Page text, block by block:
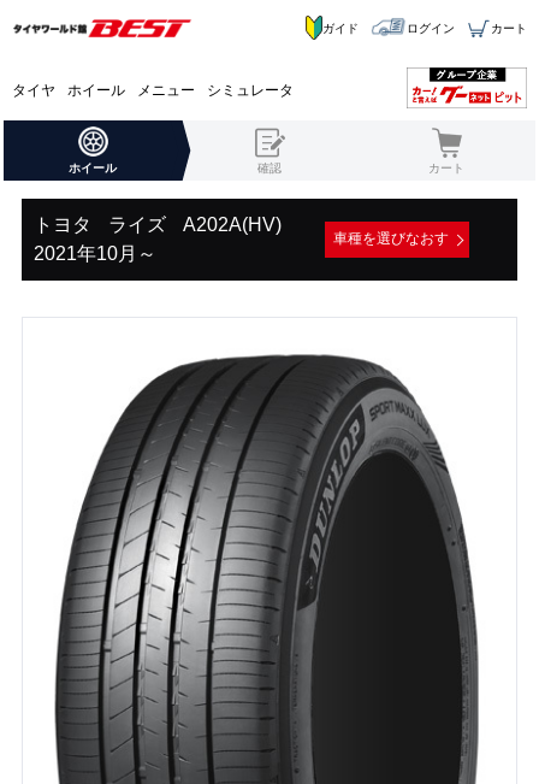
タイヤ ホイール メニュー シミュレータ
ガイド ログイン カート
ホイール 確認 カート
トヨタ ライズ
A202A(HV)
2021年10月～
車種を選びなおす